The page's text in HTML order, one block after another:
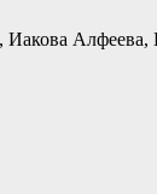
Иакова